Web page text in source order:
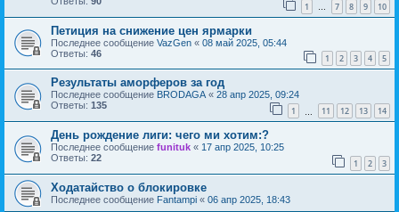
1 … 7 8 9 10
Петиция на снижение цен ярмарки
Последнее сообщение VazGen « 08 май 2025, 05:44
Ответы: 46 1 2 3 4 5
Результаты аморферов за год
Последнее сообщение BRODAGA« 28 апр 2025, 09:24
Ответы: 135 1 11 12 13 14
День рождение лиги: чего ми хотим:?
Последнее сообщение funituk « 17 апр 2025, 10:25
Ответы: 22 1 2 3
Ходатайство о блокировке
Последнее сообщение Fantampi « 06 апр 2025, 18:43